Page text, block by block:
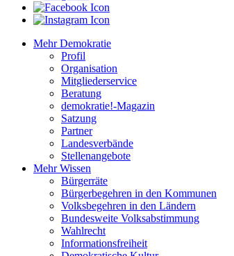
Mehr Demokratie
Profil
Organisation
Mitgliederservice
Beratung
demokratie!-Magazin
Satzung
Partner
Landesverbände
Stellenangebote
Mehr Wissen
Bürgerräte
Bürgerbegehren in den Kommunen
Volksbegehren in den Ländern
Bundesweite Volksabstimmung
Wahlrecht
Informationsfreiheit